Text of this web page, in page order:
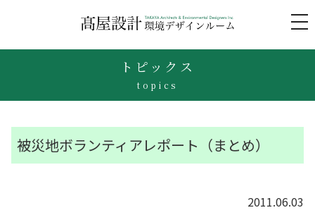
トピックス
topics
被災地ボランティアレポート（まとめ）
2011.06.03